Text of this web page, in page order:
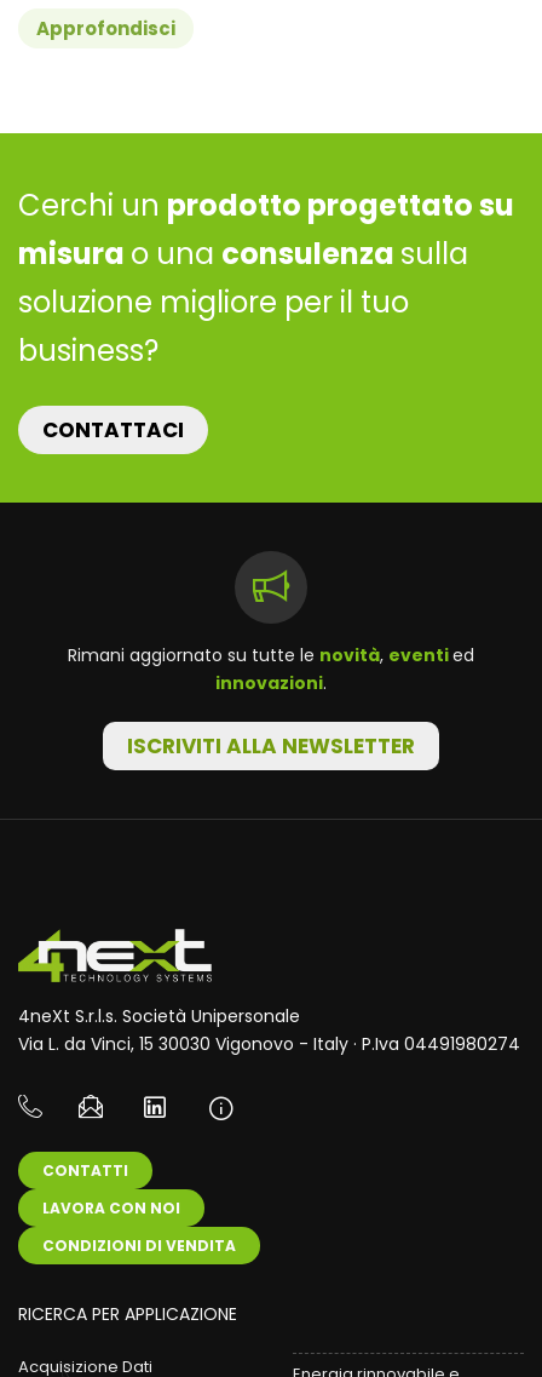
Approfondisci
Cerchi un prodotto progettato su
misura o una consulenza sulla
soluzione migliore per il tuo
business?
CONTATTACI
Rimani aggiornato su tutte le novità, eventied
innovazioni.
ISCRIVITI ALLA NEWSLETTER
4neXt S.r.l.s. Società Unipersonale
Via L. da Vinci, 15 30030 Vigonovo - Italy · P.Iva 04491980274
CONTATTI
LAVORA CON NOI
CONDIZIONI DI VENDITA
RICERCA PER APPLICAZIONE
Acquisizione Dati